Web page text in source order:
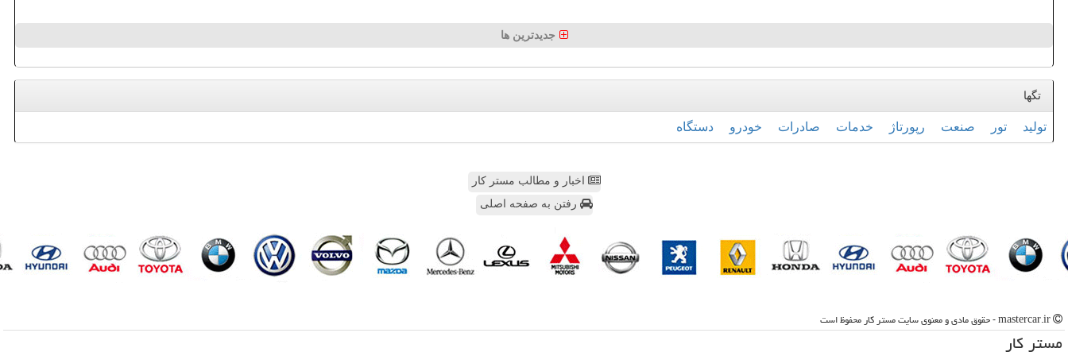
جدیدترین ها
تگها
تولید تور صنعت رپورتاژ خدمات صادرات خودرو دستگاه
اخبار و مطالب مستر کار
رفتن به صفحه اصلی
مستر كار